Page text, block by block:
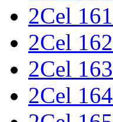
2Cel 161
2Cel 162
2Cel 163
2Cel 164